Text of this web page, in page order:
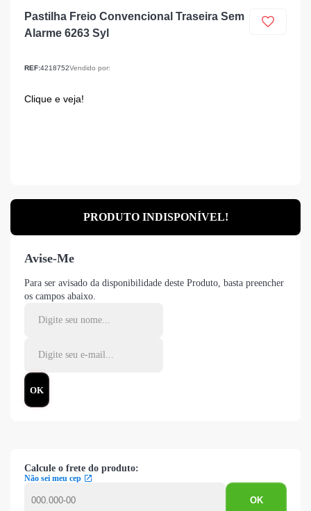
Pastilha Freio Convencional Traseira Sem
Alarme 6263 Syl
REF:4218752Vendido por:
Clique e veja!
PRODUTO INDISPONÍVEL!
Avise-Me
Para ser avisado da disponibilidade deste Produto, basta preencher
os campos abaixo.
Calcule o frete do produto:
Não sei meu cep